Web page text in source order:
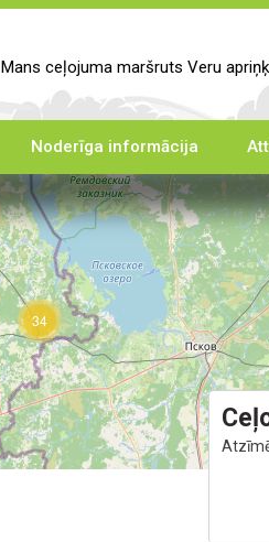
Mans ceļojuma maršruts Veru
Noderīga informācija
34